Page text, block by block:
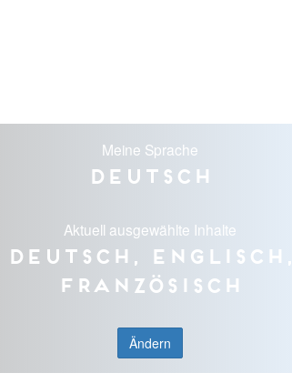
Meine Sprache
Deutsch
Aktuell ausgewählte Inhalte
Deutsch, Englisch,
Französisch
Ändern